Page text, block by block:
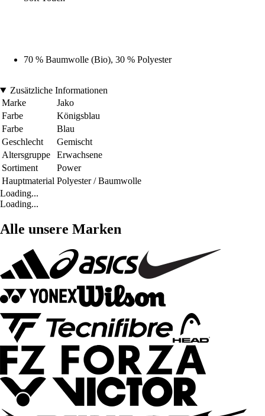
70 % Baumwolle (Bio), 30 % Polyester
Zusätzliche Informationen
Marke
Jako
Farbe
Königsblau
Farbe
Blau
Geschlecht
Gemischt
Altersgruppe
Erwachsene
Sortiment
Power
Hauptmaterial Polyester / Baumwolle
Loading...
Loading...
Alle unsere Marken